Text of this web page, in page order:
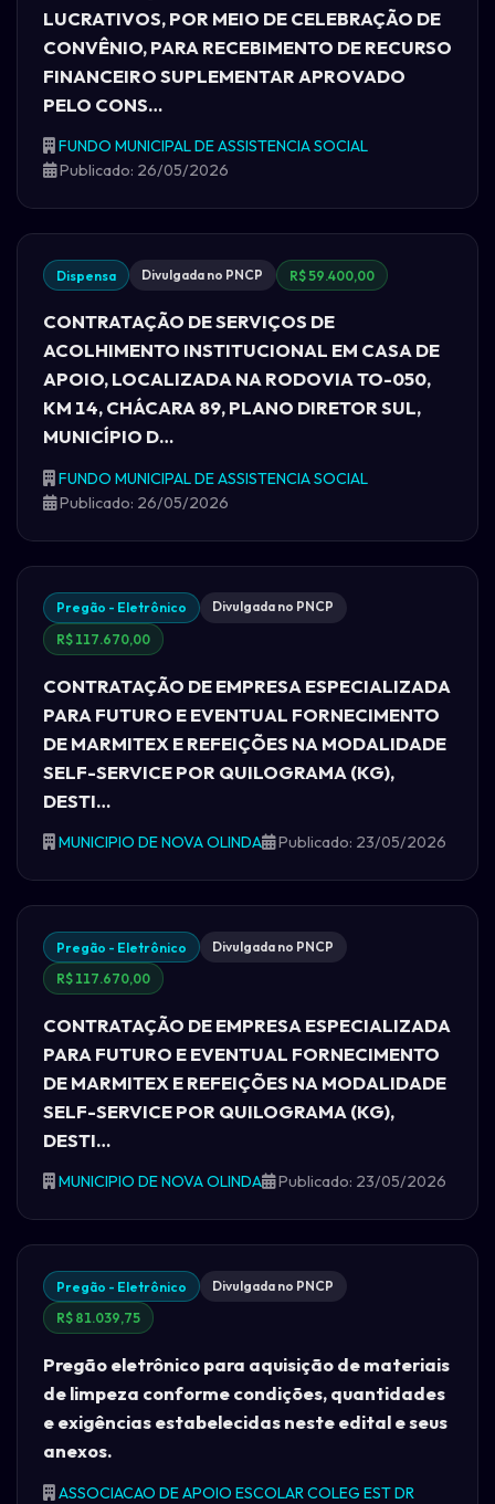
LUCRATIVOS, POR MEIO DE CELEBRAÇÃO DE
CONVÊNIO, PARA RECEBIMENTO DE RECURSO
FINANCEIRO SUPLEMENTAR APROVADO
PELO CONS…
FUNDO MUNICIPAL DE ASSISTENCIA SOCIAL
Publicado: 26/05/2026
Dispensa Divulgada no PNCP R$ 59.400,00
CONTRATAÇÃO DE SERVIÇOS DE
ACOLHIMENTO INSTITUCIONAL EM CASA DE
APOIO, LOCALIZADA NA RODOVIA TO-050,
KM 14, CHÁCARA 89, PLANO DIRETOR SUL,
MUNICÍPIO D…
FUNDO MUNICIPAL DE ASSISTENCIA SOCIAL
Publicado: 26/05/2026
Pregão - Eletrônico
Divulgada no PNCP
R$ 117.670,00
CONTRATAÇÃO DE EMPRESA ESPECIALIZADA
PARA FUTURO E EVENTUAL FORNECIMENTO
DE MARMITEX E REFEIÇÕES NA MODALIDADE
SELF-SERVICE POR QUILOGRAMA (KG),
DESTI…
MUNICIPIO DE NOVA OLINDA Publicado: 23/05/2026
Pregão - Eletrônico
Divulgada no PNCP
R$ 117.670,00
CONTRATAÇÃO DE EMPRESA ESPECIALIZADA
PARA FUTURO E EVENTUAL FORNECIMENTO
DE MARMITEX E REFEIÇÕES NA MODALIDADE
SELF-SERVICE POR QUILOGRAMA (KG),
DESTI…
MUNICIPIO DE NOVA OLINDA Publicado: 23/05/2026
Pregão - Eletrônico
Divulgada no PNCP
R$ 81.039,75
Pregão eletrônico para aquisição de materiais
de limpeza conforme condições, quantidades
e exigências estabelecidas neste edital e seus
anexos.
ASSOCIACAO DE APOIO ESCOLAR COLEG EST DR